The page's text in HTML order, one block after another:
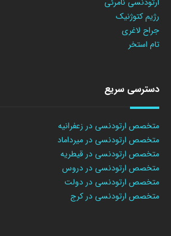
رژیم کتوژنیک
جراح لاغری
تام استخر
دسترسی سریع
متخصص ارتودنسی در زعفرانیه
متخصص ارتودنسی در میرداماد
متخصص ارتودنسی در قیطریه
متخصص ارتودنسی در دروس
متخصص ارتودنسی در دولت
متخصص ارتودنسی در کرج